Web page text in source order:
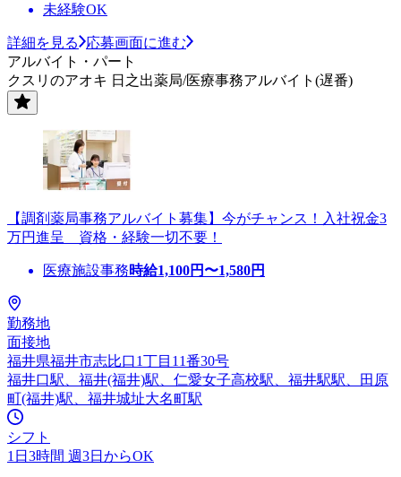
未経験OK
詳細を見る
応募画面に進む
アルバイト・パート
クスリのアオキ 日之出薬局/医療事務アルバイト(遅番)
【調剤薬局事務アルバイト募集】今がチャンス！入社祝金3
万円進呈 資格・経験一切不要！
医療施設事務時給1,100円〜1,580円
勤務地
面接地
福井県福井市志比口1丁目11番30号
福井口駅、福井(福井)駅、仁愛女子高校駅、福井駅駅、田原
町(福井)駅、福井城址大名町駅
シフト
1日3時間 週3日からOK